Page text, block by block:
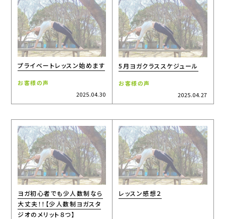
2025.04.30
お客様の声
プライベートレッスン始めます
2025.04.27
お客様の声
5月ヨガクラススケジュール
ヨガ初心者でも少人数制なら
大丈夫！！【少人数制ヨガスタ
ジオのメリット８つ】
レッスン感想２